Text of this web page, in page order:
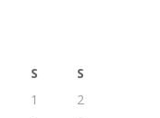
S
S
1
2